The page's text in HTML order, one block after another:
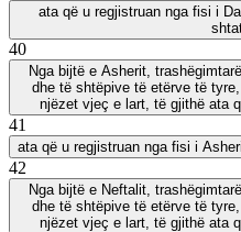
ata që u regjistruan nga fisi i
40
Nga bijtë e Asherit,
dhe të shtëpive të etërve të
njëzet vjeç e lart, të gjithë ata
41
ata që u regjistruan nga fisi i
42
Nga bijtë e Neftalit,
dhe të shtëpive të etërve të
njëzet vjeç e lart, të gjithë ata